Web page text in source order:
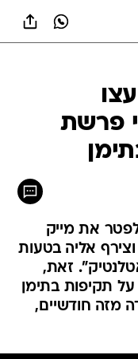
פרשת
את מייק
אליה בטעות
זאת,
תקיפות בתימן
מזה חודשיים,